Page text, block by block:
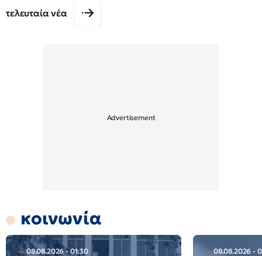
τελευταία νέα
κοινωνία
08.08.2026 - 01:30 08.08.2026 -